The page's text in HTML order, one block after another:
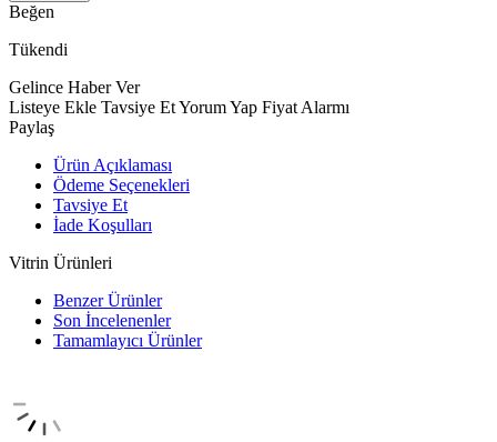
Beğen
Tükendi
Gelince Haber Ver
Listeye Ekle Tavsiye EtYorum Yap Fiyat Alarmı
Paylaş
Ürün Açıklaması
Ödeme Seçenekleri
Tavsiye Et
İade Koşulları
Vitrin Ürünleri
Benzer Ürünler
Son İncelenenler
Tamamlayıcı Ürünler